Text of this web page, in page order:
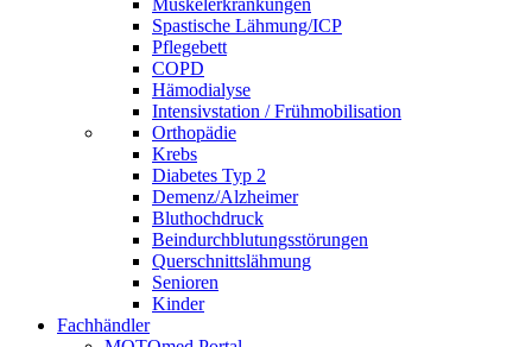
Muskelerkrankungen
Spastische Lähmung/ICP
Pflegebett
COPD
Hämodialyse
Intensivstation / Frühmobilisation
Orthopädie
Krebs
Diabetes Typ 2
Demenz/Alzheimer
Bluthochdruck
Beindurchblutungsstörungen
Querschnittslähmung
Senioren
Kinder
Fachhändler